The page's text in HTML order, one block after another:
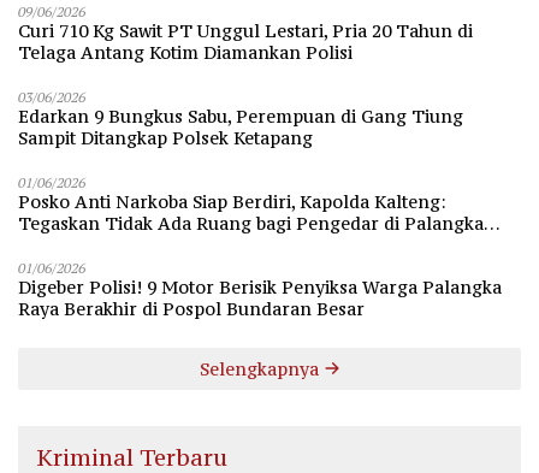
09/06/2026
Curi 710 Kg Sawit PT Unggul Lestari, Pria 20 Tahun di
Telaga Antang Kotim Diamankan Polisi
03/06/2026
Edarkan 9 Bungkus Sabu, Perempuan di Gang Tiung
Sampit Ditangkap Polsek Ketapang
01/06/2026
Posko Anti Narkoba Siap Berdiri, Kapolda Kalteng:
Tegaskan Tidak Ada Ruang bagi Pengedar di Palangka
01/06/2026
Digeber Polisi! 9 Motor Berisik Penyiksa Warga Palangka
Raya Berakhir di Pospol Bundaran Besar
Selengkapnya
Kriminal Terbaru